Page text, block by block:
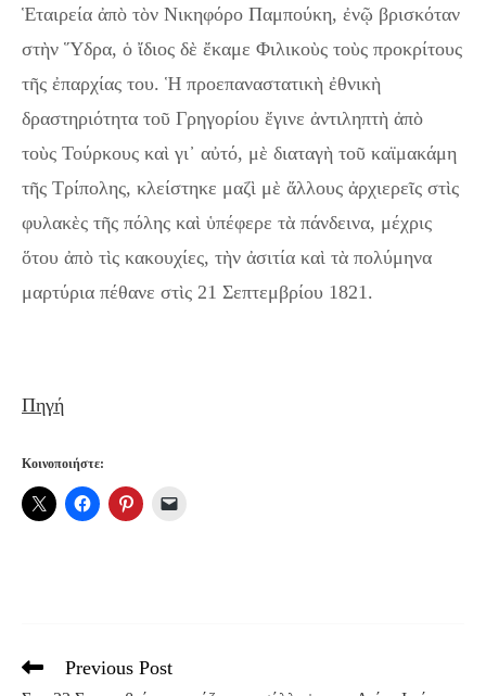
Ἑταιρεία ἀπὸ τὸν Νικηφόρο Παμπούκη, ἐνῷ βρισκόταν
στὴν Ὕδρα, ὁ ἴδιος δὲ ἔκαμε Φιλικοὺς τοὺς προκρίτους
τῆς ἐπαρχίας του. Ἡ προεπαναστατικὴ ἐθνικὴ
δραστηριότητα τοῦ Γρηγορίου ἔγινε ἀντιληπτὴ ἀπὸ
τοὺς Τούρκους καὶ γι᾿ αὐτό, μὲ διαταγὴ τοῦ καϊμακάμη
τῆς Τρίπολης, κλείστηκε μαζὶ μὲ ἄλλους ἀρχιερεῖς στὶς
φυλακὲς τῆς πόλης καὶ ὑπέφερε τὰ πάνδεινα, μέχρις
ὅτου ἀπὸ τὶς κακουχίες, τὴν ἀσιτία καὶ τὰ πολύμηνα
μαρτύρια πέθανε στὶς 21 Σεπτεμβρίου 1821.
Πηγή
Κοινοποιήστε:
Read
Previous Post